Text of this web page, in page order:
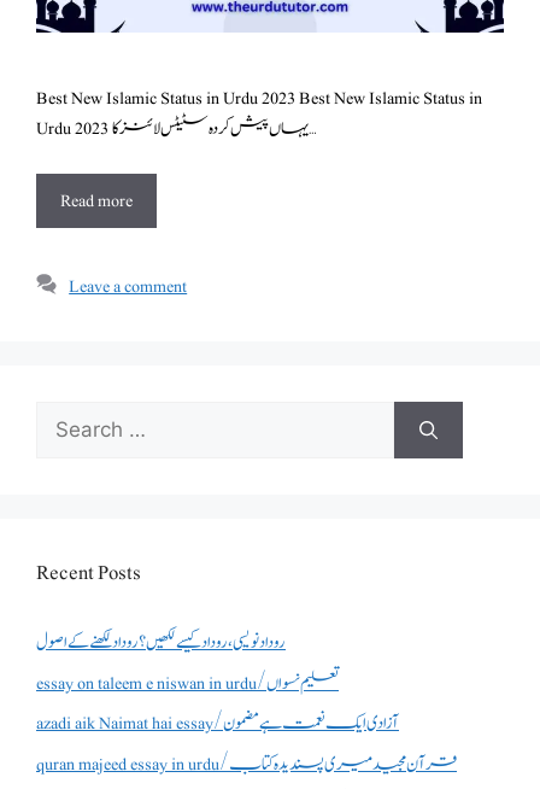
Best New Islamic Status in Urdu 2023 Best New Islamic Status in
Urdu 2023 یہاں پیش کردہ سٹیٹس لائنز کا …
Read more
Leave a comment
Search
for:
Recent Posts
روداد نویسی ،روداد کیسے لکھیں؟ روداد لکھنے کے اصول
essay on taleem e niswan in urdu/تعلیم نسواں
azadi aik Naimat hai essay/آزادی ایک نعمت ہے مضمون
quran majeed essay in urdu/قرآن مجید میری پسندیدہ کتاب